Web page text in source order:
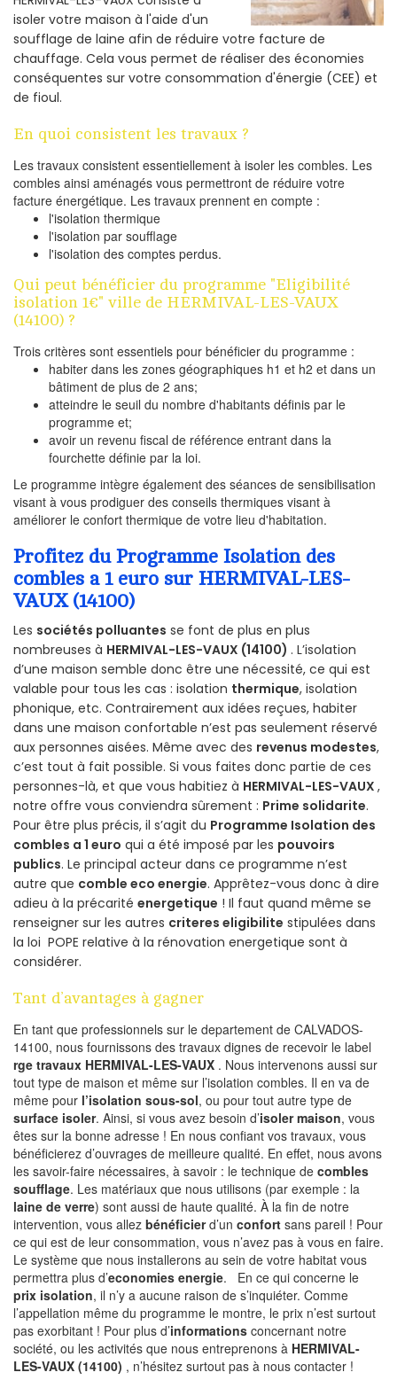
isoler votre maison à l'aide d'un
soufflage de laine afin de réduire votre facture de
chauffage. Cela vous permet de réaliser des économies
conséquentes sur votre consommation d'énergie (CEE) et
de fioul.
En quoi consistent les travaux ?
Les travaux consistent essentiellement à isoler les combles. Les
combles ainsi aménagés vous permettront de réduire votre
facture énergétique. Les travaux prennent en compte :
l'isolation thermique
l'isolation par soufflage
l'isolation des comptes perdus.
Qui peut bénéficier du programme "Eligibilité
isolation 1€" ville de HERMIVAL-LES-VAUX
(14100) ?
Trois critères sont essentiels pour bénéficier du programme :
habiter dans les zones géographiques h1 et h2 et dans un
bâtiment de plus de 2 ans;
atteindre le seuil du nombre d'habitants définis par le
programme et;
avoir un revenu fiscal de référence entrant dans la
fourchette définie par la loi.
Le programme intègre également des séances de sensibilisation
visant à vous prodiguer des conseils thermiques visant à
améliorer le confort thermique de votre lieu d'habitation.
Profitez du Programme Isolation des
combles a 1 euro sur HERMIVAL-LES-
VAUX (14100)
Les sociétés polluantes se font de plus en plus
nombreuses à HERMIVAL-LES-VAUX (14100) . L’isolation
d’une maison semble donc être une nécessité, ce qui est
valable pour tous les cas : isolation thermique, isolation
phonique, etc. Contrairement aux idées reçues, habiter
dans une maison confortable n’est pas seulement réservé
aux personnes aisées. Même avec des revenus modestes,
c’est tout à fait possible. Si vous faites donc partie de ces
personnes-là, et que vous habitiez à HERMIVAL-LES-VAUX ,
notre offre vous conviendra sûrement : Prime solidarite.
Pour être plus précis, il s’agit du Programme Isolation des
combles a 1 euro qui a été imposé par les pouvoirs
publics. Le principal acteur dans ce programme n’est
autre que comble eco energie. Apprêtez-vous donc à dire
adieu à la précarité energetique ! Il faut quand même se
renseigner sur les autres criteres eligibilite stipulées dans
la loi POPE relative à la rénovation energetique sont à
considérer.
Tant d’avantages à gagner
En tant que professionnels sur le departement de CALVADOS-
14100, nous fournissons des travaux dignes de recevoir le label
rge travaux HERMIVAL-LES-VAUX . Nous intervenons aussi sur
tout type de maison et même sur l’isolation combles. Il en va de
même pour l’isolation sous-sol, ou pour tout autre type de
surface isoler. Ainsi, si vous avez besoin d’isoler maison, vous
êtes sur la bonne adresse ! En nous confiant vos travaux, vous
bénéficierez d’ouvrages de meilleure qualité. En effet, nous avons
les savoir-faire nécessaires, à savoir : le technique de combles
soufflage. Les matériaux que nous utilisons (par exemple : la
laine de verre) sont aussi de haute qualité. À la fin de notre
intervention, vous allez bénéficierd’un confort sans pareil ! Pour
ce qui est de leur consommation, vous n’avez pas à vous en faire.
Le système que nous installerons au sein de votre habitat vous
permettra plus d’economies energie. En ce qui concerne le
prix isolation, il n’y a aucune raison de s’inquiéter. Comme
l’appellation même du programme le montre, le prix n’est surtout
pas exorbitant ! Pour plus d’informations concernant notre
société, ou les activités que nous entreprenons à HERMIVAL-
LES-VAUX (14100) , n’hésitez surtout pas à nous contacter !